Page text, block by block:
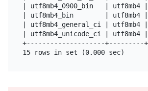
| utf8mb4_0900_bin   |
| utf8mb4_bin        |
| utf8mb4_general_ci |
| utf8mb4_unicode_ci |
+--------------------+---------